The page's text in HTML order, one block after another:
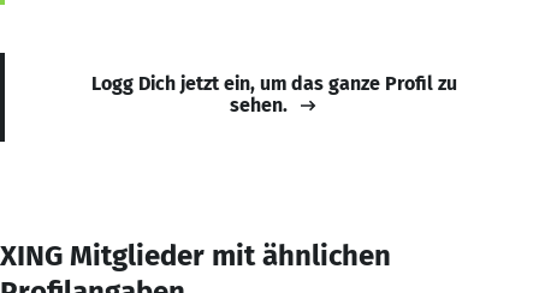
Logg Dich jetzt ein, um das ganze Profil zu
sehen.
XING Mitglieder mit ähnlichen